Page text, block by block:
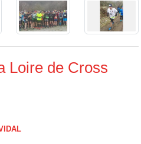
Loire de Cross